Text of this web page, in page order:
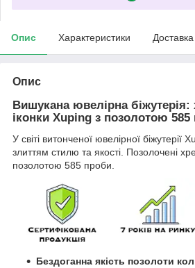
Опис Характеристики Доставка
Опис
Вишукана ювелірна біжутерія:
іконки Xuping з позолотою 585
У світі витонченої ювелірної біжутерії
злиттям стилю та якості. Позолочені
позолотою 585 проби.
Бездоганна якість позолоти